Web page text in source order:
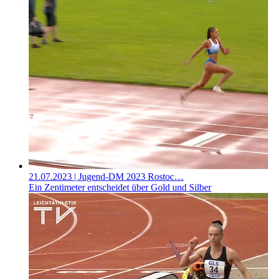
21.07.2023 | Jugend-DM 2023 Rostoc…
Ein Zentimeter entscheidet über Gold und Silber